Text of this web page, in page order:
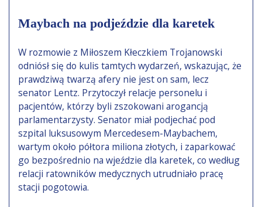
Maybach na podjeździe dla karetek
W rozmowie z Miłoszem Kłeczkiem Trojanowski
odniósł się do kulis tamtych wydarzeń, wskazując, że
prawdziwą twarzą afery nie jest on sam, lecz
senator Lentz. Przytoczył relacje personelu i
pacjentów, którzy byli zszokowani arogancją
parlamentarzysty. Senator miał podjechać pod
szpital luksusowym Mercedesem-Maybachem,
wartym około półtora miliona złotych, i zaparkować
go bezpośrednio na wjeździe dla karetek, co według
relacji ratowników medycznych utrudniało pracę
stacji pogotowia.